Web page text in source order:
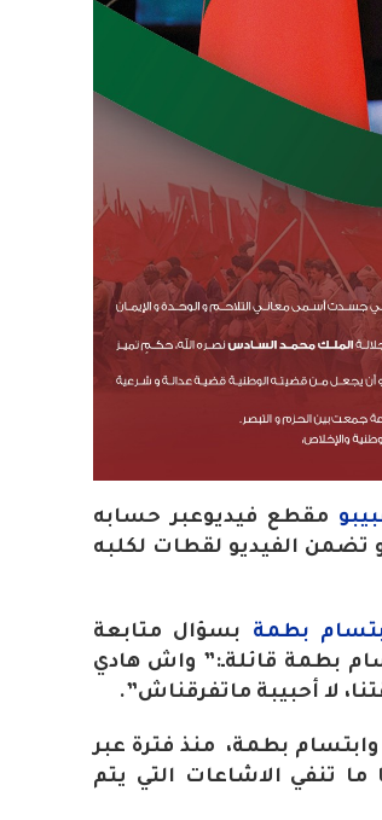
مقطع فيديوعبر حسابه
تضمن الفيديو لقطات لكلبه
بطمة بسؤال متابعة
بطمة قائلةـ:” واش هادي
لا أحبيبة ماتفرقناش”.
وابتسام بطمة، منذ فترة عبر
ما تنفي الاشاعات التي يتم